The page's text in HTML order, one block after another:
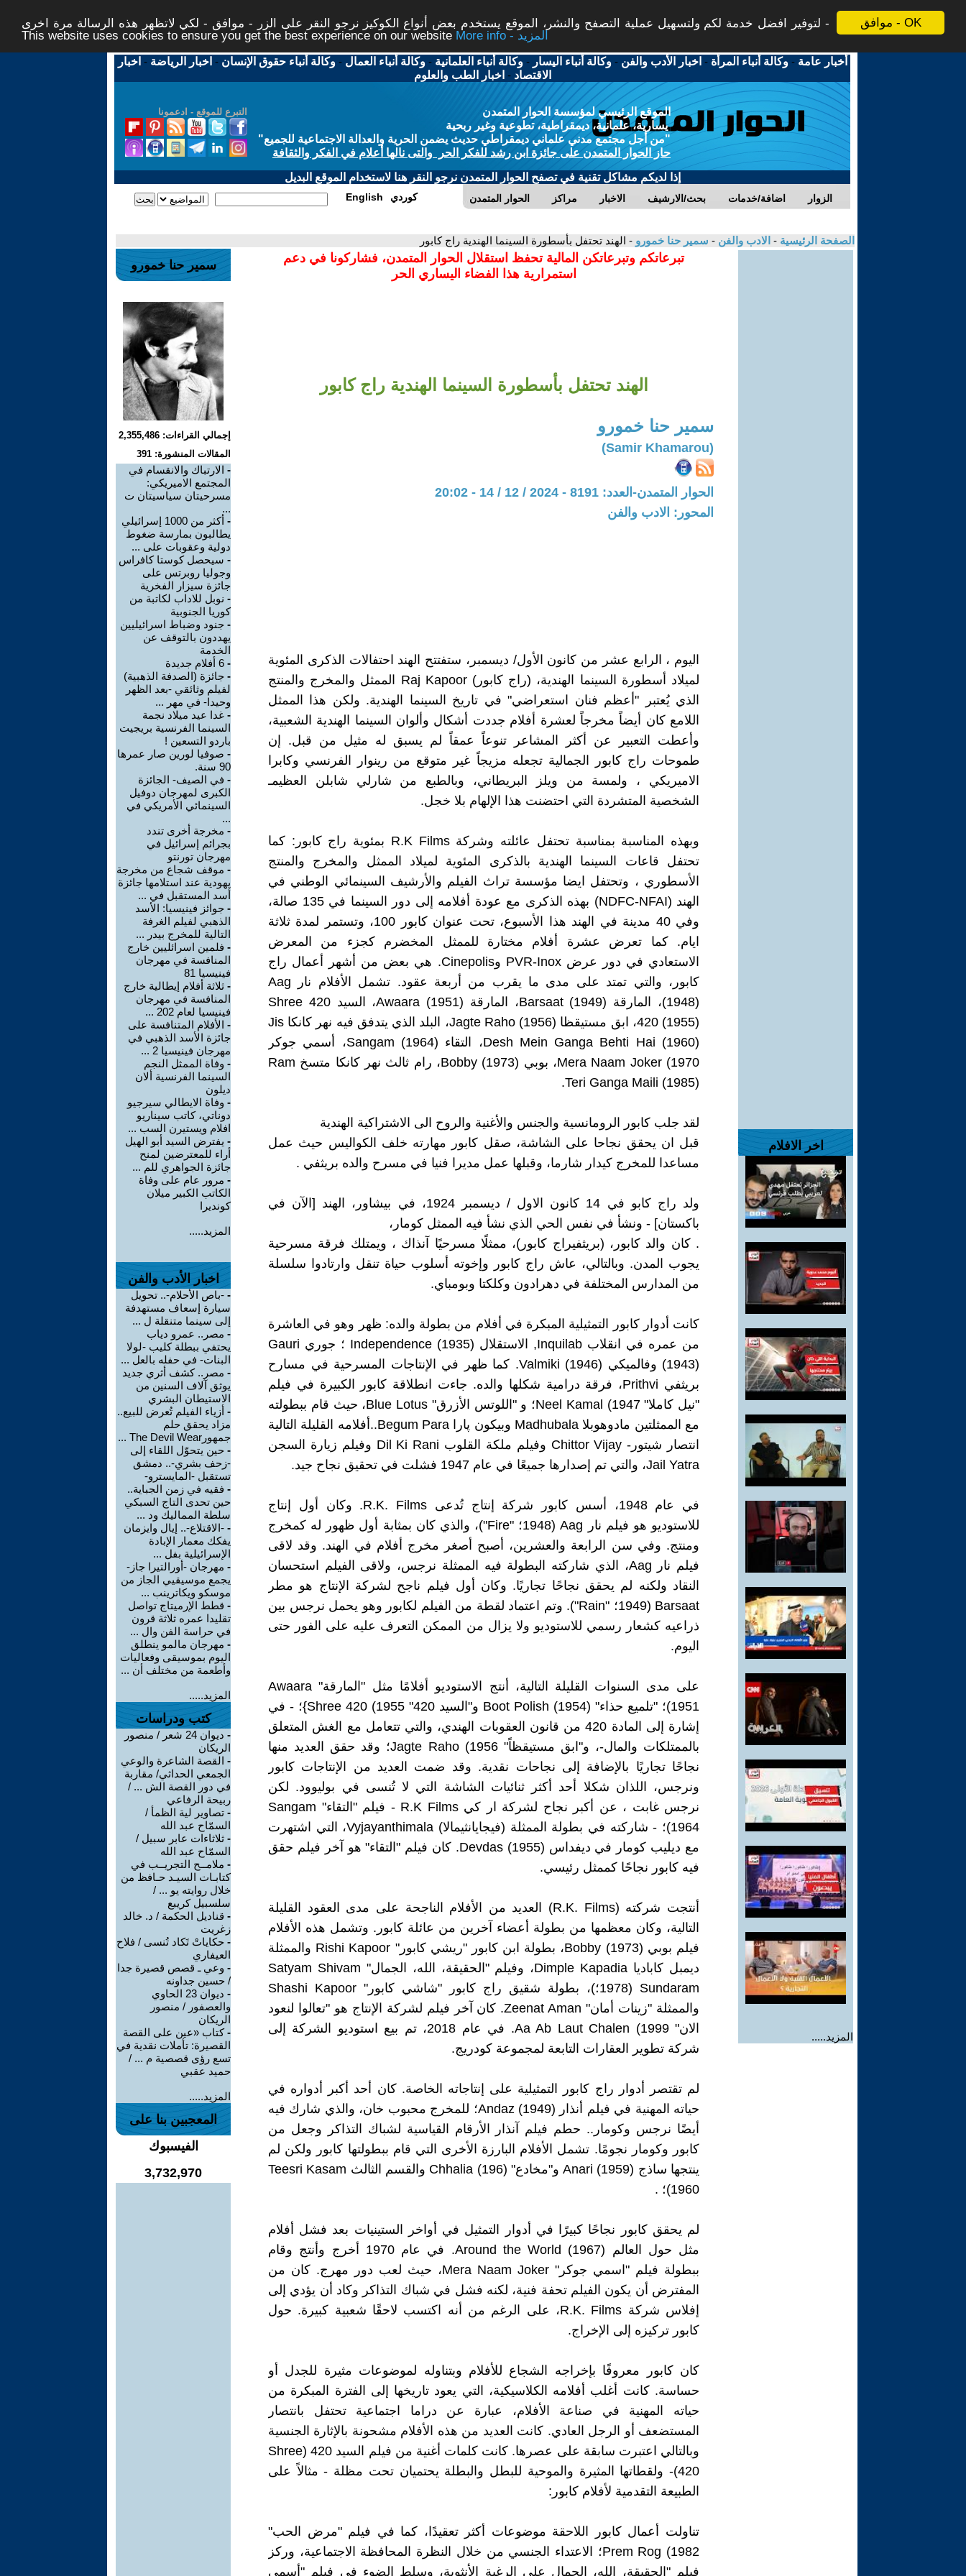
موافق - OK
لتوفير افضل خدمة لكم ولتسهيل عملية التصفح والنشر، الموقع يستخدم بعض أنواع الكوكيز نرجو النقر على الزر - موافق - لكي لاتظهر هذه الرسالة مرة اخرى -
This website uses cookies to ensure you get the best experience on our website
More info - المزيد
أخبار عامة -وكالة أنباء المرأة - اخبار الأدب والفن -وكالة أنباء اليسار -وكالة أنباء العلمانية -وكالة أنباء العمال -وكالة أنباء حقوق الإنسان - اخبار الرياضة - اخبار
الاقتصاد - اخبار الطب والعلوم
التبرع للموقع - ادعمونا
الموقع الرئيسي لمؤسسة الحوار المتمدن
يسارية، علمانية، ديمقراطية، تطوعية وغير ربحية
"من أجل مجتمع مدني علماني ديمقراطي حديث يضمن الحرية والعدالة الاجتماعية للجميع"
حاز الحوار المتمدن على جائزة ابن رشد للفكر الحر والتى نالها أعلام في الفكر والثقافة
إذا لديكم مشاكل تقنية في تصفح الحوار المتمدن نرجو النقر هنا لاستخدام الموقع البديل
الحوار المتمدن مراكز الاخبار بحث/الارشيف اضافة/خدمات الزوار English كوردي
الصفحة الرئيسية - الادب والفن - سمير حنا خمورو - الهند تحتفل بأسطورة السينما الهندية راج كابور
اخر الافلام
المزيد.....
تبرعاتكم وتبرعاتكن المالية تحفظ استقلال الحوار المتمدن، فشاركونا في دعم
استمرارية هذا الفضاء اليساري الحر
الهند تحتفل بأسطورة السينما الهندية راج كابور
سمير حنا خمورو
(Samir Khamarou)
الحوار المتمدن-العدد: 8191 - 2024 / 12 / 14 - 20:02
المحور: الادب والفن
اليوم ، الرابع عشر من كانون الأول/ ديسمبر، ستفتتح الهند احتفالات الذكرى المئوية
لميلاد أسطورة السينما الهندية، (راج كابور) Raj Kapoor الممثل والمخرج والمنتج
الذي يُعتبر "أعظم فنان استعراضي" في تاريخ السينما الهندية. ولكن هذا الممثل
اللامع كان أيضاً مخرجاً لعشرة أفلام جددت أشكال وألوان السينما الهندية الشعبية،
وأعطت التعبير عن أكثر المشاعر تنوعاً عمقاً لم يسبق له مثيل من قبل. إن
طموحات راج كابور الجمالية تجعله مزيجاً غير متوقع من رينوار الفرنسي وكابرا
الاميريكي ، ولمسة من ويلز البريطاني، وبالطبع من شارلي شابلن العظيمـ
الشخصية المتشردة التي احتضنت هذا الإلهام بلا خجل.
وبهذه المناسبة بمناسبة تحتفل عائلته وشركة R.K Films بمئوية راج كابور: كما
تحتفل قاعات السينما الهندية بالذكرى المئوية لميلاد الممثل والمخرج والمنتج
الأسطوري ، وتحتفل ايضا مؤسسة تراث الفيلم والأرشيف السينمائي الوطني في
الهند (NDFC-NFAI) بهذه الذكرى مع عودة أفلامه إلى دور السينما في 135 صالة،
وفي 40 مدينة في الهند هذا الأسبوع، تحت عنوان كابور 100، وتستمر لمدة ثلاثة
ايام. كما تعرض عشرة أفلام مختارة للممثل المخضرم كجزء من المعرض
الاستعادي في دور عرض PVR-Inox وCinepolis. هي بعض من أشهر أعمال راج
كابور، والتي تمتد على مدى ما يقرب من أربعة عقود. تشمل الأفلام نار Aag
(1948)، المارقة Barsaat (1949)، المارقة Awaara (1951)، السيد 420 Shree
420 (1955)، ابق مستيقظا Jagte Raho (1956)، البلد الذي يتدفق فيه نهر كانكا Jis
Desh Mein Ganga Behti Hai (1960)، التقاء Sangam (1964)، أسمي جوكر
Mera Naam Joker (1970، بوبي Bobby (1973)، رام ثالث نهر كانكا متسخ Ram
Teri Ganga Maili (1985).
لقد جلب كابور الرومانسية والجنس والأغنية والروح الى الاشتراكية الهندية
قبل ان يحقق نجاحا على الشاشة، صقل كابور مهارته خلف الكواليس حيث عمل
مساعدا للمخرج كيدار شارما، وقبلها عمل مديرا فنيا في مسرح والده بريثفي .
ولد راج كابو في 14 كانون الاول / ديسمبر 1924، في بيشاور، الهند [الآن في
باكستان] - ونشأ في نفس الحي الذي نشأ فيه الممثل كومار،
. كان والد كابور، (بريثفيراج كابور)، ممثلًا مسرحيًا آنذاك ، ويمتلك فرقة مسرحية
يجوب المدن. وبالتالي، عاش راج كابور وإخوته أسلوب حياة تنقل وارتادوا سلسلة
من المدارس المختلفة في دهرادون وكلكتا وبومباي.
كانت أدوار كابور التمثيلية المبكرة في أفلام من بطولة والده: ظهر وهو في العاشرة
من عمره في انقلاب Inquilab, الاستقلال (1935) Independence ؛ جوري Gauri
(1943) وفالميكي Valmiki (1946). كما ظهر في الإنتاجات المسرحية في مسارح
بريثفي Prithvi، فرقة درامية شكلها والده. جاءت انطلاقة كابور الكبيرة في فيلم
"نيل كاملا" Neel Kamal (1947؛ و "اللوتس الأزرق" Blue Lotus، حيث قام ببطولته
مع الممثلتين مادوهوبلا Madhubala وبيكون پارا Begum Para..أفلامه القليلة التالية
انتصار شيتور- Chittor Vijay وفيلم ملكة القلوب Dil Ki Rani وفيلم زيارة السجن
Jail Yatra، والتي تم إصدارها جميعًا في عام 1947 فشلت في تحقيق نجاح جيد.
في عام 1948، أسس كابور شركة إنتاج تُدعى R.K. Films. وكان أول إنتاج
للاستوديو هو فيلم نار Aag (1948؛ "Fire")، والذي كان بمثابة أول ظهور له كمخرج
ومنتج. وفي سن الرابعة والعشرين، أصبح أصغر مخرج أفلام في الهند. وقد لاقى
فيلم نار Aag، الذي شاركته البطولة فيه الممثلة نرجس، ولاقى الفيلم استحسان
النقاد ولكنه لم يحقق نجاحًا تجاريًا. وكان أول فيلم ناجح لشركة الإنتاج هو مطر
Barsaat (1949؛ "Rain"). وتم اعتماد لقطة من الفيلم لكابور وهو يحمل نرجس بين
ذراعيه كشعار رسمي للاستوديو ولا يزال من الممكن التعرف عليه على الفور حتى
اليوم.
على مدى السنوات القليلة التالية، أنتج الاستوديو أفلامًا مثل "المارقة" Awaara
(1951؛ "تلميع حذاء" Boot Polish (1954) و"السيد 420" Shree 420 (1955}؛ - في
إشارة إلى المادة 420 من قانون العقوبات الهندي، والتي تتعامل مع الغش المتعلق
بالممتلكات والمال-، و"ابق مستيقظاً" Jagte Raho (1956؛ وقد حقق العديد منها
نجاحًا تجاريًا بالإضافة إلى نجاحات نقدية. وقد ضمت العديد من الإنتاجات كابور
ونرجس، اللذان شكلا أحد أكثر ثنائيات الشاشة التي لا تُنسى في بوليوود. لكن
نرجس غابت ، عن أكبر نجاح لشركة ار كي R.K Films - فيلم "التقاء" Sangam
(1964؛ - شاركته في بطولة الممثلة (فيجايانثيمالا) Vyjayanthimala، التي اشتهرت
مع ديليب كومار في ديفداس Devdas (1955). كان فيلم "التقاء" هو آخر فيلم حقق
فيه كابور نجاحًا كممثل رئيسي.
أنتجت شركته (R.K. Films) العديد من الأفلام الناجحة على مدى العقود القليلة
التالية، وكان معظمها من بطولة أعضاء آخرين من عائلة كابور. وتشمل هذه الأفلام
فيلم بوبي Bobby (1973)، بطولة ابن كابور "ريشي كابور" Rishi Kapoor والممثلة
ديمبل كاباديا Dimple Kapadia، وفيلم "الحقيقة، الله، الجمال" Satyam Shivam
Sundaram (1978؛)، بطولة شقيق راج كابور "شاشي كابور" Shashi Kapoor
والممثلة "زينات أمان" Zeenat Aman. كان آخر فيلم لشركة الإنتاج هو "تعالوا لنعود
الان" Aa Ab Laut Chalen (1999. في عام 2018، تم بيع استوديو الشركة إلى
شركة تطوير العقارات التابعة لمجموعة كودريج.
لم تقتصر أدوار راج كابور التمثيلية على إنتاجاته الخاصة. كان أحد أكبر أدواره في
حياته المهنية في فيلم أنذار (Andaz (1949؛ للمخرج محبوب خان، والذي شارك فيه
أيضًا نرجس وكومار.. حطم فيلم آنذار الأرقام القياسية لشباك التذاكر وجعل من
كابور وكومار نجومًا. تشمل الأفلام البارزة الأخرى التي قام ببطولتها كابور ولكن لم
ينتجها ساذج Anari (1959) و"مخادع" Chhalia (196) والقسم الثالث Teesri Kasam
(1960؛ .
لم يحقق كابور نجاحًا كبيرًا في أدوار التمثيل في أواخر الستينيات بعد فشل أفلام
مثل حول العالم Around the World (1967). في عام 1970 أخرج وأنتج وقام
ببطولة فيلم "اسمي جوكر" Mera Naam Joker، حيث لعب دور مهرج. كان من
المفترض أن يكون الفيلم تحفة فنية، لكنه فشل في شباك التذاكر وكاد أن يؤدي إلى
إفلاس شركة R.K. Films، على الرغم من أنه اكتسب لاحقًا شعبية كبيرة. حول
كابور تركيزه إلى الإخراج.
كان كابور معروفًا بإخراجه الشجاع للأفلام وبتناوله لموضوعات مثيرة للجدل أو
حساسة. كانت أغلب أفلامه الكلاسيكية، التي يعود تاريخها إلى الفترة المبكرة من
حياته المهنية في صناعة الأفلام، عبارة عن دراما اجتماعية تحتفل بانتصار
المستضعف أو الرجل العادي. كانت العديد من هذه الأفلام مشحونة بالإثارة الجنسية
وبالتالي اعتبرت سابقة على عصرها. كانت كلمات أغنية من فيلم السيد 420 (Shree
420)- ولقطاتها المثيرة والموحية للبطل والبطلة يحتميان تحت مظلة - مثالاً على
الطبيعة التقدمية لأفلام كابور:
تناولت أعمال كابور اللاحقة موضوعات أكثر تعقيدًا، كما في فيلم "مرض الحب"
Prem Rog (1982؛ الاعتداء الجنسي من خلال النظرة المحافظة الاجتماعية، وركز
فيلم "الحقيقة، الله، الجمال على الرغبة الأنثوية، وسلط الضوء في فيلم "أسمي
سمير حنا خمورو
إجمالي القراءات: 2,355,486
المقالات المنشورة: 391
- الارتباك والانقسام في
المجتمع الاميريكي:
مسرحيتان سياسيتان ت
...
-
أكثر من 1000 إسرائيلي
يطالبون بمارسة ضغوط
دولية وعقوبات على ...
- سيحصل كوستا كافراس
وجوليا روبرتس على
جائزة سيزار الفخرية
- نوبل للاداب لكاتبة من
كوريا الجنوبية
- جنود وضباط اسرائيليين
يهددون بالتوقف عن
الخدمة
- 6 أفلام جديدة
- جائزة (الصدفة الذهبية)
لفيلم وثائقي -بعد الظهر
وحيدا- في مهر ...
- غدا عيد ميلاد نجمة
السينما الفرنسية بريجيت
باردو التسعين !
- صوفيا لورين صار عمرها
90 سنة.
- في الصيف- الجائزة
الكبرى لمهرجان دوفيل
السينمائي الأمريكي في
...
- مخرجة أخرى تندد
بجرائم إسرائيل في
مهرجان تورنتو
- موقف شجاع من مخرجة
يهودية عند استلامها جائزة
أسد المستقبل في ...
- جوائز فينيسيا: الأسد
الذهبي لفيلم الغرفة
التالية للمخرج بيدر ...
- فلمين اسرائليين خارج
المنافسة في مهرجان
فينيسيا 81
- ثلاثة أفلام إيطالية خارج
المنافسة في مهرجان
فينيسيا لعام 202 ...
- الأفلام المتنافسة على
جائزة الأسد الذهبي في
مهرجان فينيسيا 2 ...
- وفاة الممثل النجم
السينما الفرنسية ألان
ديلون
- وفاة الايطالي سيرجيو
دوناتي، كاتب سيناريو
افلام ويستيرن السب ...
- يفترض السيد أبو الهيل
أراء للمعترضين لمنح
جائزة الجواهري للم ...
- مرور عام على وفاة
الكاتب الكبير ميلان
كونديرا
المزيد.....
اخبار الأدب والفن
- -باص الأحلام-.. تحويل
سيارة إسعاف مستهدفة
إلى سينما متنقلة ل ...
- مصر.. عمرو دياب
يحتفي ببطلة كليب -لولا
البنات- في حفله بالعل ...
- مصر.. كشف أثري جديد
يوثق آلاف السنين من
الاستيطان البشري
- أزياء الفيلم تُعرض للبيع..
مزاد يحقق حلم
جمهورThe Devil Wear ...
- حين يتحوّل اللقاء إلى
-زحف بشري-.. دمشق
تستقبل -المايسترو-
- فقيه في زمن الجباية..
حين تحدى التاج السبكي
سلطة المماليك ود ...
- -الاقتلاع-.. إيال وايزمان
يفكك معمار الإبادة
الإسرائيلية بفل ...
- مهرجان -أورالتيرا جاز-
يجمع موسيقيي الجاز من
موسكو ويكاترينب ...
- قطط الإرميتاج تواصل
تقليدا عمره ثلاثة قرون
في حراسة الفن وال ...
- مهرجان مالمو ينطلق
اليوم بموسيقى وفعاليات
وأطعمة من مختلف أن ...
المزيد.....
كتب ودراسات
-
ديوان 24 شعر / منصور
الريكان
- القصة الشاعرة والوعي
الجمعي الحداثي/ مقاربة
في دور القصة الش ... /
ربيحة الرفاعي
- تصاوير لية الظمأ /
السمّاح عبد الله
- ثلاثاءات عابر سبيل /
السمّاح عبد الله
- ملامــح التجريــب في
كتابـات السيـد حـافظ من
خلال روايته يو ... /
سلسبيل كريبع
- قناديل الحكمة / د. خالد
زغريت
- حكاياتْ تَكاد تُنسى / فلاح
العيفاري
- وعي ـ قصص قصيرة جدا
/ حسين جداونه
-
ديوان 23 الحاوي
والعصفور / منصور
الريكان
-كتاب «عين على القصة
القصيرة: تأملات نقدية في
تسع رؤى قصصية م ... /
حميد عقبي
المزيد.....
المعجبين بنا على
الفيسبوك
3,732,970